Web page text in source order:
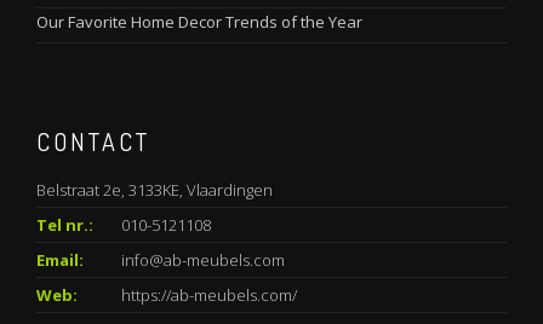
Our Favorite Home Decor Trends of the Year
CONTACT
Belstraat 2e, 3133KE, Vlaardingen
Tel nr.:
010-5121108
Email:
info@ab-meubels.com
Web:
https://ab-meubels.com/